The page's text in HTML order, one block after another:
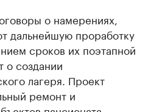
о намерениях,
дальнейшую проработку
сроков их поэтапной
о создании
лагеря. Проект
ремонт и